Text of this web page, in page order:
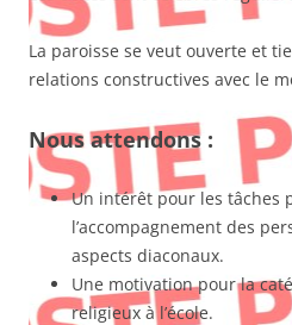
La paroisse se veut ouverte et
relations constructives avec le
Nous attendons :
Un intérêt pour les tâches
l’accompagnement des
aspects diaconaux.
Une motivation pour la
religieux à l’école.